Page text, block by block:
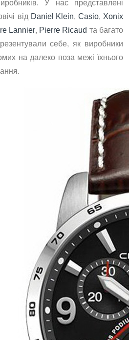
У нас представлені
від Daniel Klein, Casio, Xonix
Lannier, Pierre Ricaud та багато
себе, як виробники
на далеко поза межі їхнього